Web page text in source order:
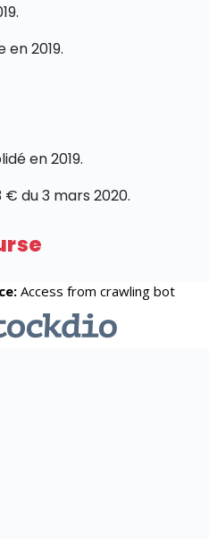
2019.
en 2019.
€ du 3 mars 2020.